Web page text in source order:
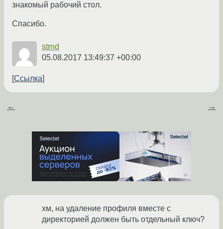
знакомый рабочий стол.
Спасибо.
strnd
05.08.2017 13:49:37 +00:00
Ссылка
← →
хм, на удаление профиля вместе с
директорией должен быть отдельный ключ?